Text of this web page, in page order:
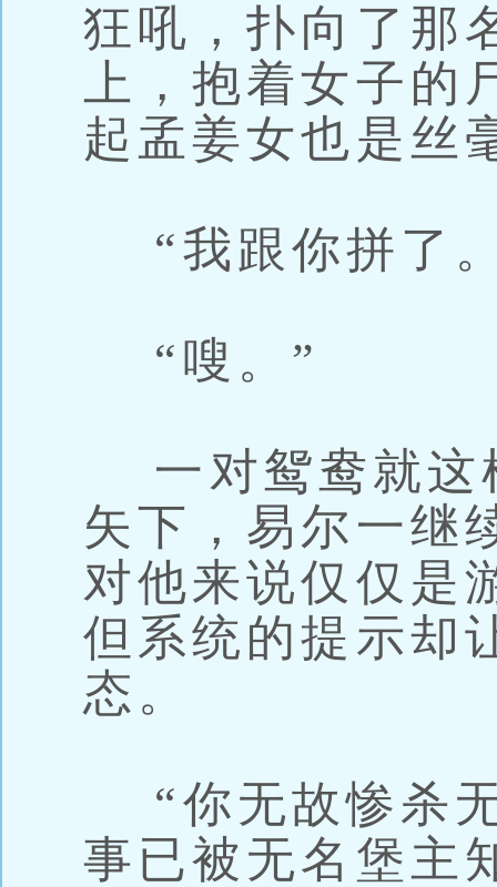
狂吼，扑向了那
上，抱着女子
起孟姜女也是丝
“我跟你拼了
“嗖。”
一对鸳鸯就这
矢下，易尔一继
对他来说仅仅是
但系统的提示却
态。
“你无故惨杀
事已被无名堡主